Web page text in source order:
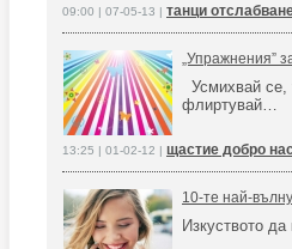
09:00 | 07-05-13 | танци
„Упражнения”
Усмихвай се,
флиртувай…
13:25 | 01-02-12 | щастие добро
10-те най-
Изкуството